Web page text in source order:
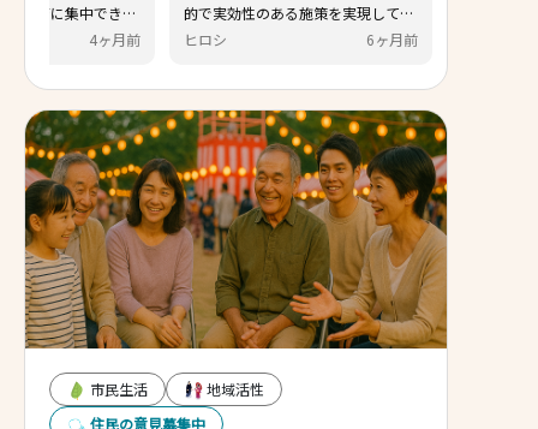
も少ない。先生が教育に集中できる
ように、休憩や休憩がきちんと取れ
匿名
的で実効性のある施策を実現
ださい。
ヒロシ
市民生活
地域活性
住民の意見募集中